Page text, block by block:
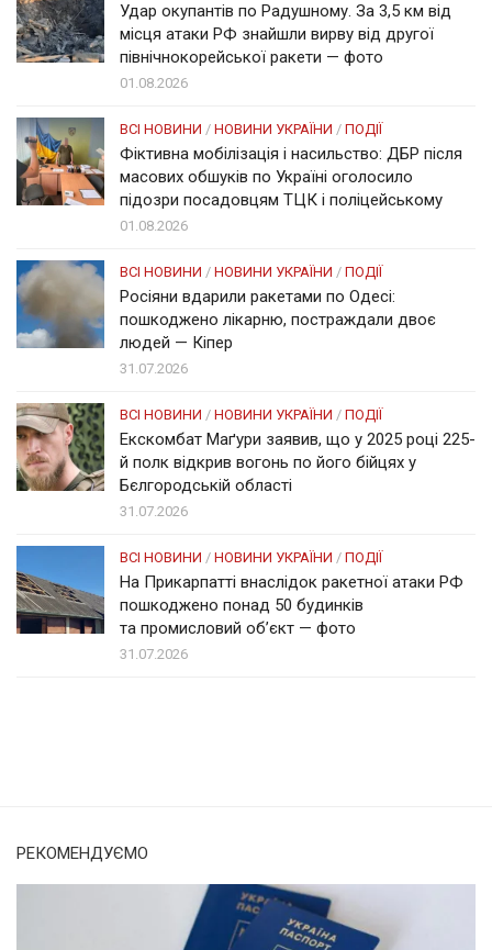
Удар окупантів по Радушному. За 3,5 км від
місця атаки РФ знайшли вирву від другої
північнокорейської ракети — фото
01.08.2026
ВСІ НОВИНИ / НОВИНИ УКРАЇНИ / ПОДІЇ
Фіктивна мобілізація і насильство: ДБР після
масових обшуків по Україні оголосило
підозри посадовцям ТЦК і поліцейському
01.08.2026
ВСІ НОВИНИ / НОВИНИ УКРАЇНИ / ПОДІЇ
Росіяни вдарили ракетами по Одесі:
пошкоджено лікарню, постраждали двоє
людей — Кіпер
31.07.2026
ВСІ НОВИНИ / НОВИНИ УКРАЇНИ / ПОДІЇ
Екскомбат Маґури заявив, що у 2025 році 225-
й полк відкрив вогонь по його бійцях у
Бєлгородській області
31.07.2026
ВСІ НОВИНИ / НОВИНИ УКРАЇНИ / ПОДІЇ
На Прикарпатті внаслідок ракетної атаки РФ
пошкоджено понад 50 будинків
та промисловий об’єкт — фото
31.07.2026
РЕКОМЕНДУЄМО